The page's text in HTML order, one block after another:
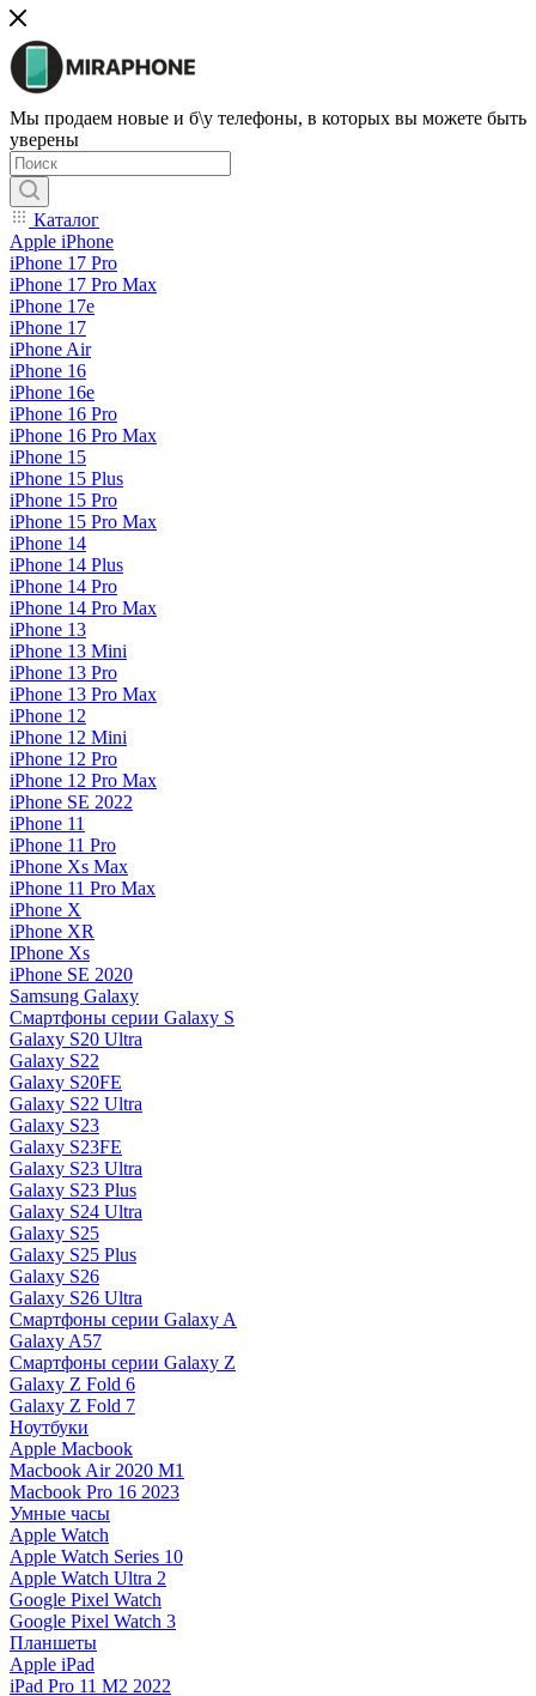
Мы продаем новые и б\у телефоны, в которых вы можете быть
уверены
Каталог
Apple iPhone
iPhone 17 Pro
iPhone 17 Pro Max
iPhone 17e
iPhone 17
iPhone Air
iPhone 16
iPhone 16e
iPhone 16 Pro
iPhone 16 Pro Max
iPhone 15
iPhone 15 Plus
iPhone 15 Pro
iPhone 15 Pro Max
iPhone 14
iPhone 14 Plus
iPhone 14 Pro
iPhone 14 Pro Max
iPhone 13
iPhone 13 Mini
iPhone 13 Pro
iPhone 13 Pro Max
iPhone 12
iPhone 12 Mini
iPhone 12 Pro
iPhone 12 Pro Max
iPhone SE 2022
iPhone 11
iPhone 11 Pro
iPhone Xs Max
iPhone 11 Pro Max
iPhone X
iPhone XR
IPhone Xs
iPhone SE 2020
Samsung Galaxy
Смартфоны серии Galaxy S
Galaxy S20 Ultra
Galaxy S22
Galaxy S20FE
Galaxy S22 Ultra
Galaxy S23
Galaxy S23FE
Galaxy S23 Ultra
Galaxy S23 Plus
Galaxy S24 Ultra
Galaxy S25
Galaxy S25 Plus
Galaxy S26
Galaxy S26 Ultra
Смартфоны серии Galaxy A
Galaxy A57
Смартфоны серии Galaxy Z
Galaxy Z Fold 6
Galaxy Z Fold 7
Ноутбуки
Apple Macbook
Macbook Air 2020 M1
Macbook Pro 16 2023
Умные часы
Apple Watch
Apple Watch Series 10
Apple Watch Ultra 2
Google Pixel Watch
Google Pixel Watch 3
Планшеты
Apple iPad
iPad Pro 11 M2 2022